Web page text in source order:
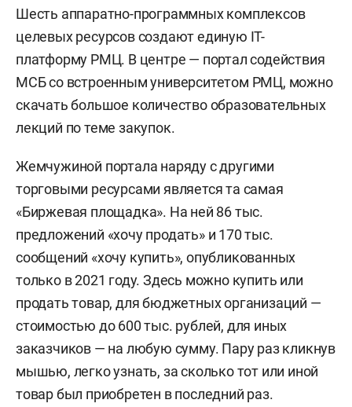
Шесть аппаратно-программных комплексов
целевых ресурсов создают единую IT-
платформу РМЦ. В центре — портал содействия
МСБ со встроенным университетом РМЦ, можно
скачать большое количество образовательных
лекций по теме закупок.
Жемчужиной портала наряду с другими
торговыми ресурсами является та самая
«Биржевая площадка». На ней 86 тыс.
предложений «хочу продать» и 170 тыс.
сообщений «хочу купить», опубликованных
только в 2021 году. Здесь можно купить или
продать товар, для бюджетных организаций —
стоимостью до 600 тыс. рублей, для иных
заказчиков — на любую сумму. Пару раз кликнув
мышью, легко узнать, за сколько тот или иной
товар был приобретен в последний раз.